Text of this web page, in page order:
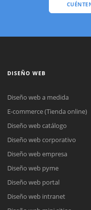
DISEÑO WEB
Diseño web a medida
E-commerce (Tienda online)
Diseño web catálogo
Diseño web corporativo
Diseño web empresa
Diseño web pyme
Diseño web portal
Diseño web intranet